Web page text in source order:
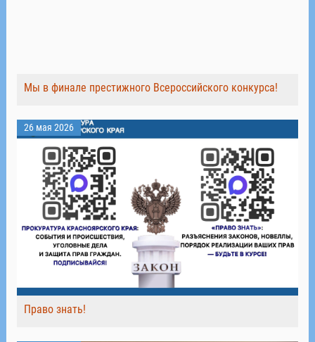
Мы в финале престижного Всероссийского конкурса!
26 мая 2026
Право знать!